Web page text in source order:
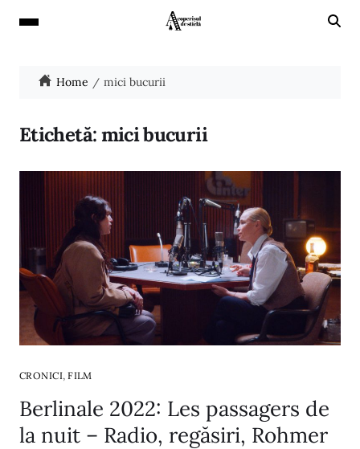
Home mici bucurii
Etichetă:mici bucurii
CRONICI,FILM
Berlinale 2022: Les passagers de
la nuit – Radio, regăsiri, Rohmer